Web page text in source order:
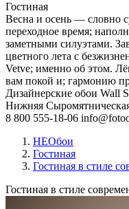
Гостиная
Весна и осень — словно
переходное время;
заметными силуэтами.
цветного лета с
Vetve; именно об этом.
вам покой и; гармонию
Дизайнерские обои Wall
Нижняя
8 800 555-18-06
НЕОбои
Гостиная
Гостиная в стиле
Гостиная в стиле